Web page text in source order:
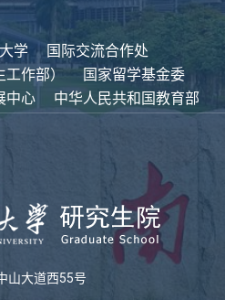
学
国际交流合作处
作部）
国家留学基金委
中心
中华人民共和国教育部
山大道西55号